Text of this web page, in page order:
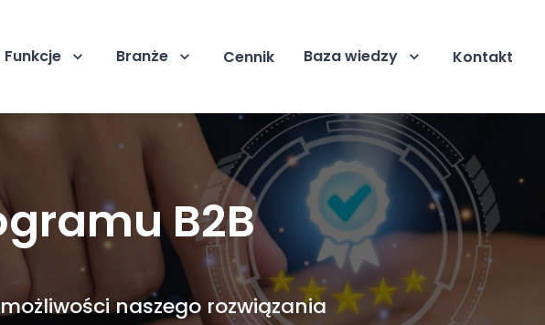
Funkcje Branże Cennik Baza wiedzy Kontakt
B2B
naszego rozwiązania